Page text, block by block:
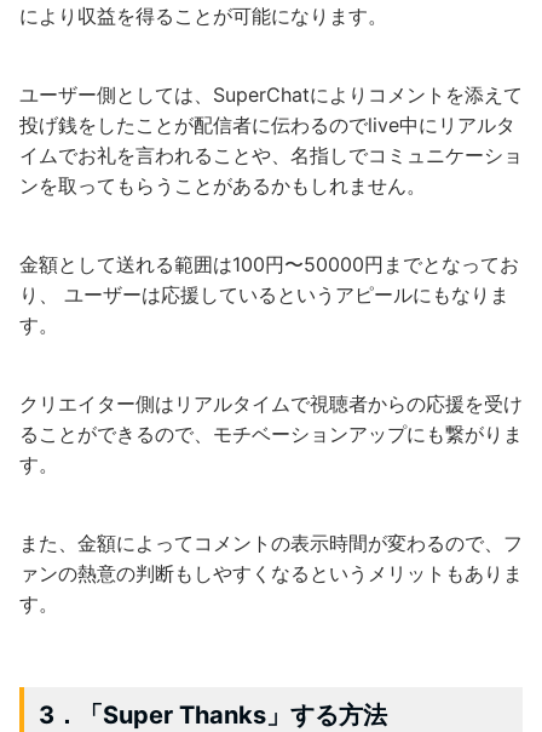
により収益を得ることが可能になります。
ユーザー側としては、SuperChatによりコメントを添えて
投げ銭をしたことが配信者に伝わるのでlive中にリアルタ
イムでお礼を言われることや、名指しでコミュニケーショ
ンを取ってもらうことがあるかもしれません。
金額として送れる範囲は100円〜50000円までとなってお
り、 ユーザーは応援しているというアピールにもなりま
す。
クリエイター側はリアルタイムで視聴者からの応援を受け
ることができるので、モチベーションアップにも繋がりま
す。
また、金額によってコメントの表示時間が変わるので、フ
ァンの熱意の判断もしやすくなるというメリットもありま
す。
3．「Super Thanks」する方法